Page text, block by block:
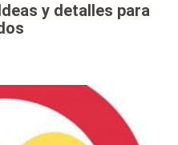
y detalles para